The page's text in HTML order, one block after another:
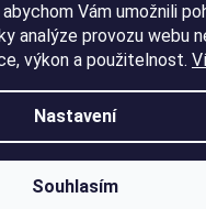
Vám umožnili
analýze provozu webu
výkon a použitelnost.
Nastavení
Souhlasím
SPORT. Všechna práva